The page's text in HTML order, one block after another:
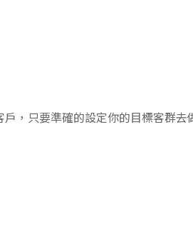
，只要準確的設定你的目標客群去